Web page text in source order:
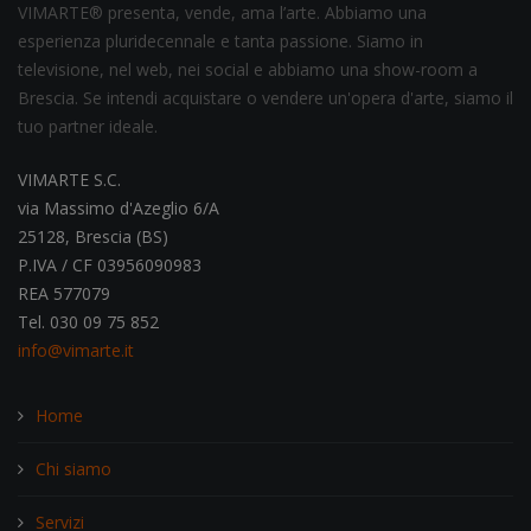
VIMARTE® presenta, vende, ama l’arte. Abbiamo una
esperienza pluridecennale e tanta passione. Siamo in
televisione, nel web, nei social e abbiamo una show-room a
Brescia. Se intendi acquistare o vendere un'opera d'arte, siamo il
tuo partner ideale.
VIMARTE S.C.
via Massimo d'Azeglio 6/A
25128, Brescia (BS)
P.IVA / CF 03956090983
REA 577079
Tel. 030 09 75 852
info@vimarte.it
Home
Chi siamo
Servizi